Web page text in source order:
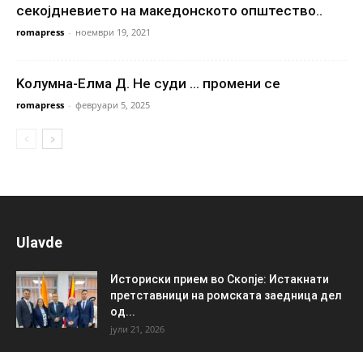
секојдневието на македонското општество..
romapress - ноември 19, 2021
Kолумна-Елма Д. Не суди … промени се
romapress - февруари 5, 2025
Ulavde
Историски прием во Скопје: Истакнати
претставници на ромската заедница дел
од...
јули 21, 2026